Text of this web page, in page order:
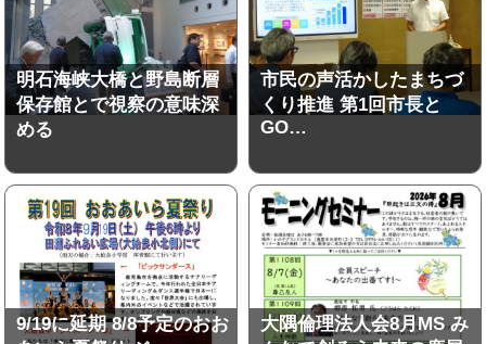
明石海峡大橋と野島断層
保存館とで視察の意味深
める
市民の声活かしたまちづ
くり推進 第1回市長と
GO…
9/19に延期 8/8予定のおお
大隅倫理法人会8月MS み